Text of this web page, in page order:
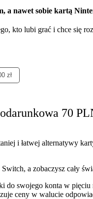
a nawet sobie kartą
kto lubi grać i chce się
zł
70
i łatwej alternatywy
a zobaczysz cały
do swojego konta w pięciu
ceny w walucie